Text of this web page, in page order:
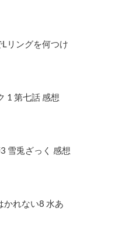
リングを何つけ
1 第七話 感想
雪兎ざっく 感想
かれない8 水あ